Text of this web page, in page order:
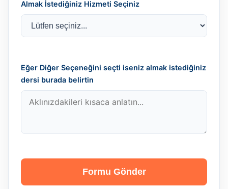
Almak İstediğiniz Hizmeti Seçiniz
Eğer Diğer Seçeneğini seçti iseniz almak istediğiniz
dersi burada belirtin
Formu Gönder